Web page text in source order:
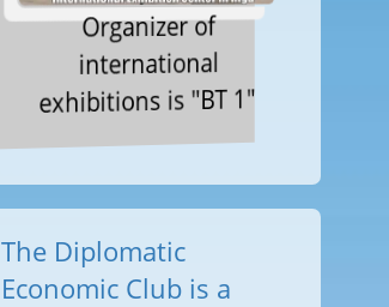
Organizer of
international
exhibitions is "BT 1"
The Diplomatic
Economic Club is a